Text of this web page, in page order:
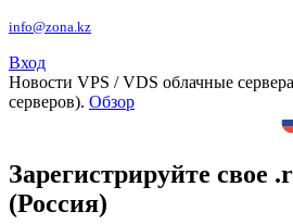
info@zona.kz
Вход
Новости VPS / VDS облачные
серверов). Обзор
Зарегистрируйте свое
(Россия)